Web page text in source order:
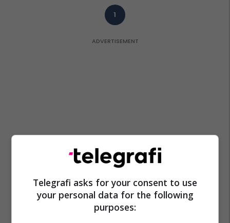
1
Telegrafi asks for your consent to use
your personal data for the following
purposes: